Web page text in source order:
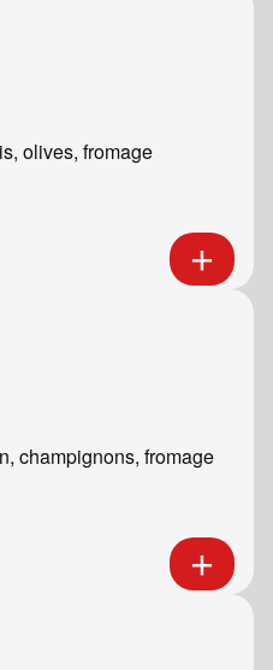
olives, fromage
champignons, fromage